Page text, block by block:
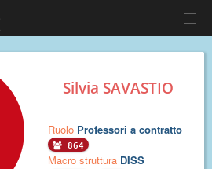
Silvia SAVASTIO
Ruolo Professori a contratto
864
Macro struttura DISS